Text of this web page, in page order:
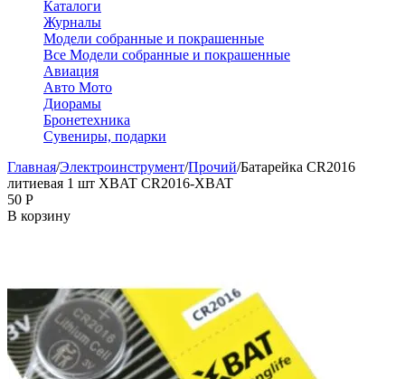
Каталоги
Журналы
Модели собранные и покрашенные
Все Модели собранные и покрашенные
Авиация
Авто Мото
Диорамы
Бронетехника
Сувениры, подарки
Главная/Электроинструмент/Прочий/Батарейка CR2016
литиевая 1 шт XBAT CR2016-XBAT
‍50‍ Р
В корзину